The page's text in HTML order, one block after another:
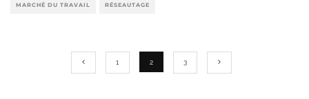
MARCHÉ DU TRAVAIL RÉSEAUTAGE
1 2 3